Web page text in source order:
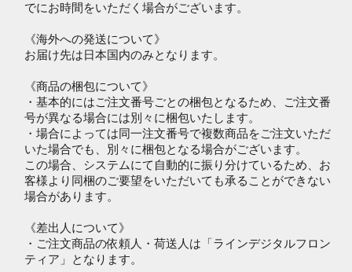
でにお時間をいただく場合がございます。
《海外への発送について》
お届け先は日本国内のみとなります。
《商品の梱包について》
・基本的にはご注文番号ごとの梱包となるため、ご注文番
号が異なる場合には別々に梱包いたします。
・場合によっては同一注文番号で複数商品をご注文いただ
いた場合でも、別々に梱包となる場合がございます。
この場合、システムにて自動的に振り分けているため、お
客様より同梱のご要望をいただいても承ることができない
場合があります。
《差出人について》
・ご注文商品の依頼人・荷送人は「ラインデジタルフロン
ティア」となります。